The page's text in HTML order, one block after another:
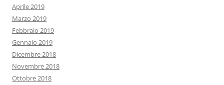
Aprile 2019
Marzo 2019
Febbraio 2019
Gennaio 2019
Dicembre 2018
Novembre 2018
Ottobre 2018